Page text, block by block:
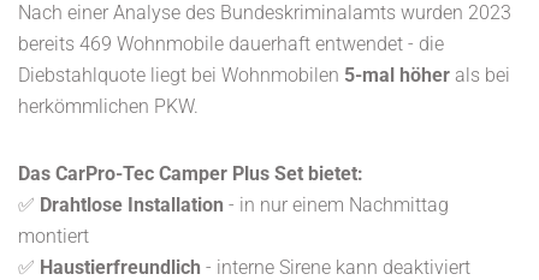
Nach einer Analyse des Bundeskriminalamts wurden 2023
bereits 469 Wohnmobile dauerhaft entwendet - die
Diebstahlquote liegt bei Wohnmobilen 5-mal höher als bei
herkömmlichen PKW.
Das CarPro-Tec Camper Plus Set bietet:
✅ Drahtlose Installation - in nur einem Nachmittag
montiert
✅ Haustierfreundlich - interne Sirene kann deaktiviert